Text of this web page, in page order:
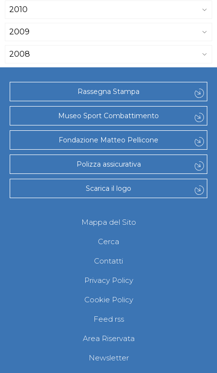
2010
2009
2008
Rassegna Stampa
Museo Sport Combattimento
Fondazione Matteo Pellicone
Polizza assicurativa
Scarica il logo
Mappa del Sito
Cerca
Contatti
Privacy Policy
Cookie Policy
Feed rss
Area Riservata
Newsletter